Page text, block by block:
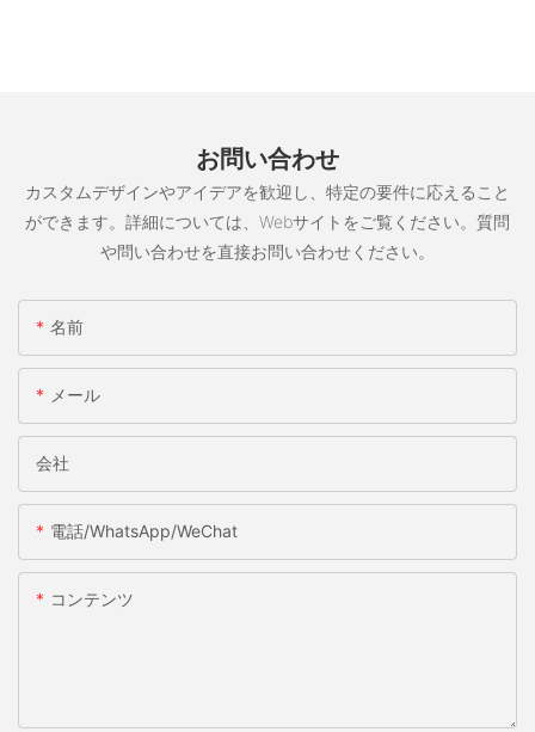
お問い合わせ
カスタムデザインやアイデアを歓迎し、特定の要件に応えること
ができます。詳細については、Webサイトをご覧ください。質問
や問い合わせを直接お問い合わせください。
名前
メール
会社
電話/WhatsApp/WeChat
コンテンツ